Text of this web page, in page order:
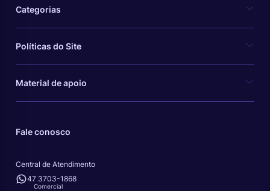
Categorias
Políticas do Site
Material de apoio
Fale conosco
Central de Atendimento
47 3703-1868
Comercial